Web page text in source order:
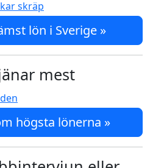
lön i Sverige »
mest
högsta lönerna »